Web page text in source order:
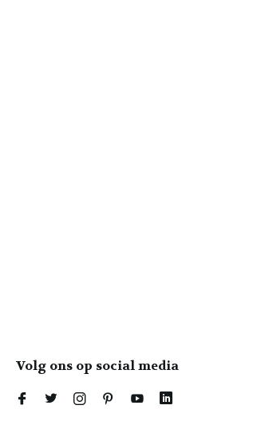
Volg ons op social media
Online